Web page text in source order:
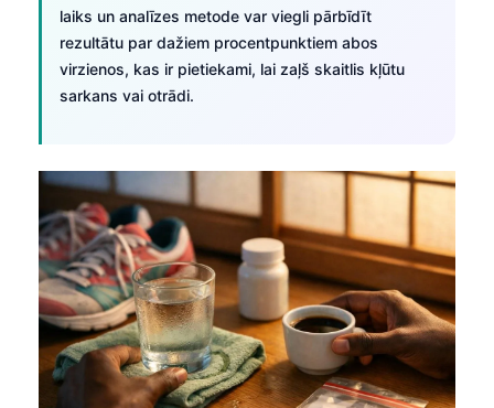
laiks un analīzes metode var viegli pārbīdīt
rezultātu par dažiem procentpunktiem abos
virzienos, kas ir pietiekami, lai zaļš skaitlis kļūtu
sarkans vai otrādi.